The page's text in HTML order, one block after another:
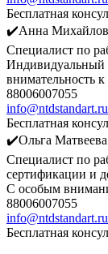
Бесплатная
✔️Анна
Специалист по
Индивидуальный
внимательность к
88006007055
info@ntdstandart.ru
Бесплатная
✔️Ольга Матвеева
Специалист по
сертификации и
С особым
88006007055
info@ntdstandart.ru
Бесплатная